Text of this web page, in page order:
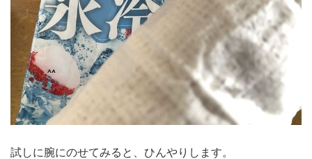
試しに腕にのせてみると、ひんやりします。